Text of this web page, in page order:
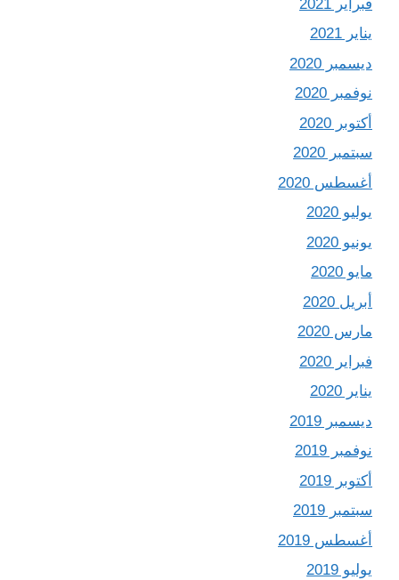
فبراير 2021
يناير 2021
ديسمبر 2020
نوفمبر 2020
أكتوبر 2020
سبتمبر 2020
أغسطس 2020
يوليو 2020
يونيو 2020
مايو 2020
أبريل 2020
مارس 2020
فبراير 2020
يناير 2020
ديسمبر 2019
نوفمبر 2019
أكتوبر 2019
سبتمبر 2019
أغسطس 2019
يوليو 2019